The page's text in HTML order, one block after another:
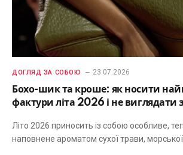
ДОГЛЯД ЗА СОБОЮ 23.07.2026
Бохо-шик та кроше: як носити
фактури літа 2026 і не виглядати
Літо 2026 приносить із собою особливе,
наповнене ароматом сухої трави, морської